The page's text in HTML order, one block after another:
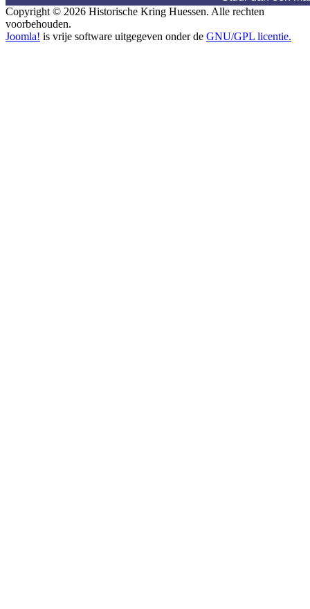
Copyright © 2026 Historische Kring Huessen. Alle rechten
voorbehouden.
Joomla! is vrije software uitgegeven onder de GNU/GPL licentie.